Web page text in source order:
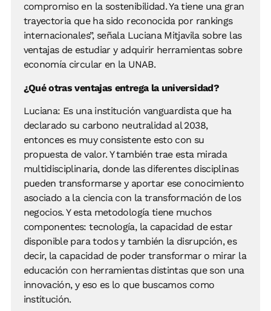
compromiso en la sostenibilidad. Ya tiene una gran
trayectoria que ha sido reconocida por rankings
internacionales”, señala Luciana Mitjavila sobre las
ventajas de estudiar y adquirir herramientas sobre
economía circular en la UNAB.
¿Qué otras ventajas entrega la universidad?
Luciana: Es una institución vanguardista que ha
declarado su carbono neutralidad al 2038,
entonces es muy consistente esto con su
propuesta de valor. Y también trae esta mirada
multidisciplinaria, donde las diferentes disciplinas
pueden transformarse y aportar ese conocimiento
asociado a la ciencia con la transformación de los
negocios. Y esta metodología tiene muchos
componentes: tecnología, la capacidad de estar
disponible para todos y también la disrupción, es
decir, la capacidad de poder transformar o mirar la
educación con herramientas distintas que son una
innovación, y eso es lo que buscamos como
institución.